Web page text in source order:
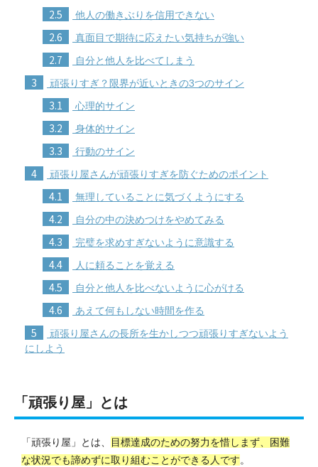
2.5 他人の働きぶりを信用できない
2.6 真面目で期待に応えたい気持ちが強い
2.7 自分と他人を比べてしまう
3 頑張りすぎ？限界が近いときの3つのサイン
3.1 心理的サイン
3.2 身体的サイン
3.3 行動のサイン
4 頑張り屋さんが頑張りすぎを防ぐためのポイント
4.1 無理していることに気づくようにする
4.2 自分の中の決めつけをやめてみる
4.3 完璧を求めすぎないように意識する
4.4 人に頼ることを覚える
4.5 自分と他人を比べないように心がける
4.6 あえて何もしない時間を作る
5
頑張り屋さんの長所を生かしつつ頑張りすぎないよう
にしよう
「頑張り屋」とは
「頑張り屋」とは、
目標達成のための努力を惜しまず、困難
な状況でも諦めずに取り組むことができる人です。